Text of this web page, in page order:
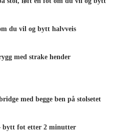
du vil og bytt halvveis
med strake hender
med begge ben på stolsetet
bytt fot etter 2 minutter